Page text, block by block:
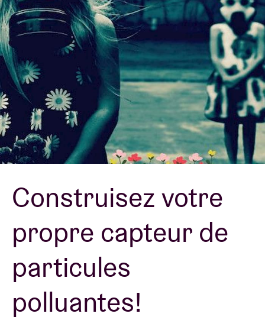
Actualités
Infos visiteurs
AB ❤ you
Location de salles
BRDCST
ABtv
Chèque-concert
À propos de l'AB
Construisez votre
propre capteur de
particules
polluantes!